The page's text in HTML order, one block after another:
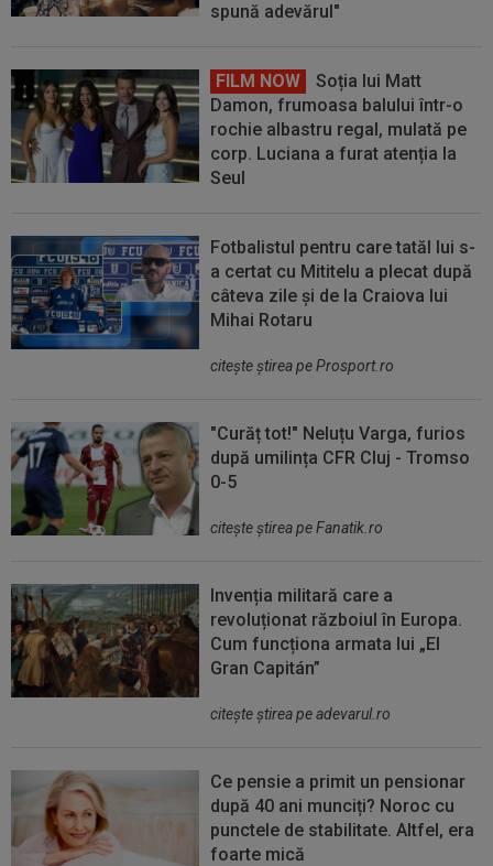
spună adevărul"
FILM NOW
Soția lui Matt
Damon, frumoasa balului într-o
rochie albastru regal, mulată pe
corp. Luciana a furat atenția la
Seul
Fotbalistul pentru care tatăl lui s-
a certat cu Mititelu a plecat după
câteva zile și de la Craiova lui
Mihai Rotaru
citeşte ştirea pe Prosport.ro
"Curăț tot!" Neluțu Varga, furios
după umilința CFR Cluj - Tromso
0-5
citeşte ştirea pe Fanatik.ro
Invenția militară care a
revoluționat războiul în Europa.
Cum funcționa armata lui „El
Gran Capitán”
citeşte ştirea pe adevarul.ro
Ce pensie a primit un pensionar
după 40 ani munciți? Noroc cu
punctele de stabilitate. Altfel, era
foarte mică